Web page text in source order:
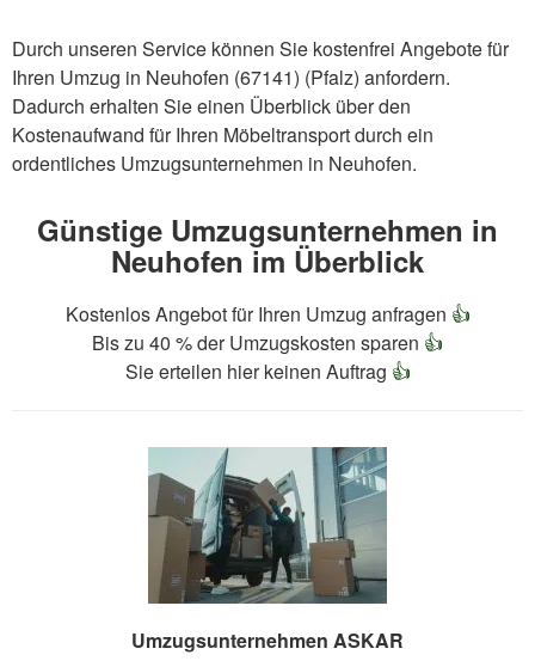
Durch unseren Service können Sie kostenfrei Angebote für
Ihren Umzug in Neuhofen (67141) (Pfalz) anfordern.
Dadurch erhalten Sie einen Überblick über den
Kostenaufwand für Ihren Möbeltransport durch ein
ordentliches Umzugsunternehmen in Neuhofen.
Günstige Umzugsunternehmen in
Neuhofen im Überblick
Kostenlos Angebot für Ihren Umzug anfragen 👍
Bis zu 40 % der Umzugskosten sparen 👍
Sie erteilen hier keinen Auftrag 👍
Umzugsunternehmen ASKAR